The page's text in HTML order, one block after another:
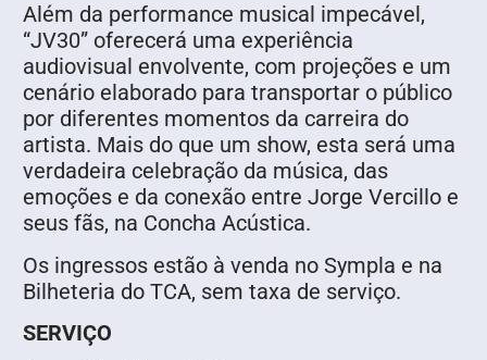
Além da performance musical impecável,
“JV30” oferecerá uma experiência
audiovisual envolvente, com projeções e um
cenário elaborado para transportar o público
por diferentes momentos da carreira do
artista. Mais do que um show, esta será uma
verdadeira celebração da música, das
emoções e da conexão entre Jorge Vercillo e
seus fãs, na Concha Acústica.
Os ingressos estão à venda no Sympla e na
Bilheteria do TCA, sem taxa de serviço.
SERVIÇO